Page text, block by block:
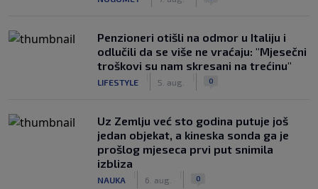
Penzioneri otišli na odmor u Italiju i
odlučili da se više ne vraćaju: "Mjesečni
troškovi su nam skresani na trećinu"
LIFESTYLE 5. aug. 0
Uz Zemlju već sto godina putuje još
jedan objekat, a kineska sonda ga je
prošlog mjeseca prvi put snimila
izbliza
NAUKA 6. aug. 0